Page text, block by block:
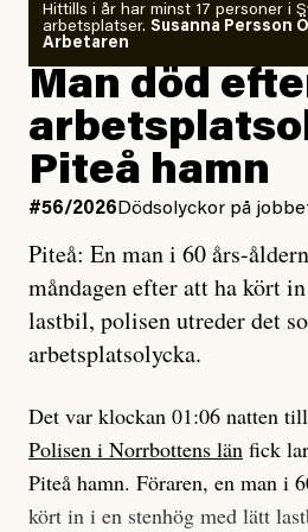
Vem är det som Dagens ETC
Vad betyder det att vara en röd,
tidning?
Vad är bra journalistik?
Ett försök till korta svar som jag
för Kuhn och Sassarinis-
som chefredaktör ser på Dagens
roll.
Vi skriver för våra läsare som
överraskade, bekräftade,
att vi granskar allt och alla.
så säger jag tvärtemot.
Jag lärde mig renovera
enligt uråldrig metod
och lade min sista ungdom
på att laga en gammal bod.
Jag sökte ljuset och meningen,
efter det som var rent, rätt och
och aldrig såg jag det klarare än
när jag ombord på bussen
#23/2026
Jesper
är
Hittills i år har minst 17 personer i
arbetsplatser. Susanna Persson
Arbetaren
Man död
Piteå hamn
#56/2026 Dödsolyckor på
Piteå: En man i 60 års-
måndagen efter att ha kört
lastbil, polisen utreder det
arbetsplatsolycka.
Det var klockan 01:06 natten
Polisen i Norrbottens län fick
Piteå hamn. Föraren, en man i
kört in i en stenhög med lätt